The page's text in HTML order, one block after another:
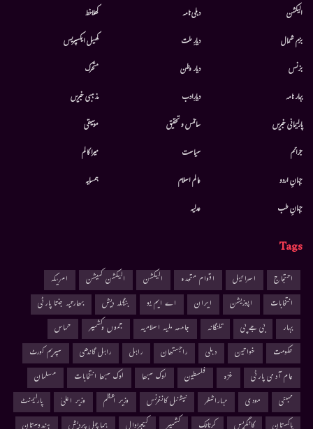
الیکشن
بزم شمال
بزنس
بہار نامہ
پارلیمانی خبریں
جرائم
جہانِ اردو
جہانِ طب
دہلی نامہ
دیارِ ملت
دیار وطن
دیارِادب
سائنس و تحقیق
سیاست
عالم اسلام
عدلیہ
کھلاخط
کھیل ایکسپریس
متحرك
مذہبی خبریں
موسيقى
میرا کالم
ہمسایہ
Tags
احتجاج اسرائیل اقوام متحدہ الیکشن الیکشن کمیشن
امریکہ
انتخابات
اپوزیشن ایران اے ایم یو بنگلہ دیش
بھارتیہ جنتا پارٹی
بہار
بی جے پی تلنگانہ جامعہ ملیہ اسلامیہ جموں وکشمیر
حماس
حکومت
خواتین دہلی راجستھان راہل راہل گاندھی
سپریم کورٹ
عام آدمی پارٹی
غزہ فلسطین لوک سبھا لوک سبھا انتخابات
مسلمان
ممبئی
مودی مہاراشٹر نیشنل کانفرنس وزیر اعظم وزیر اعلیٰ
پارلیمنٹ